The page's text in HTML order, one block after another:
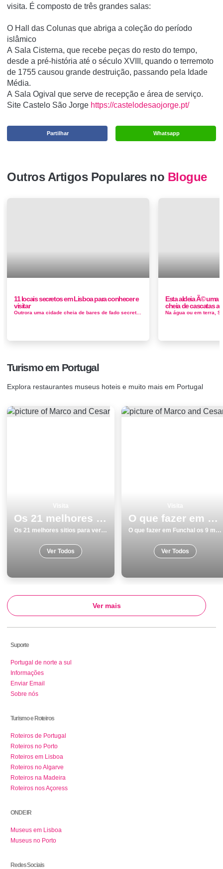
visita. É composto de três grandes salas:
O Hall das Colunas que abriga a coleção do período
islâmico
A Sala Cisterna, que recebe peças do resto do tempo,
desde a pré-história até o século XVIII, quando o terremoto
de 1755 causou grande destruição, passando pela Idade
Média.
A Sala Ogival que serve de recepção e área de serviço.
Site Castelo São Jorge https://castelodesaojorge.pt/
Whatsapp
Partilhar
Outros Artigos Populares no Blogue
11 locais secretos em Lisboa para conhecer e
visitar
Outrora uma cidade cheia de bares de fado secretos e restaurantes tradicionais que apenas os locais conheciam, Lisboa tornou-se num dos dest...
Esta aldeia Ã© uma
cheia de cascatas a
Turismo em Portugal
Explora restaurantes museus hoteis e muito mais em Portugal
Os 21 melhores sitios para ver e visitar em Monumentos no Porto
Os 21 melhores sitios para ver e visitar em Monumentos no Porto
Ver Todos
O que fazer em Funchal os 9 melhores locais para visitar
O que fazer em Funchal os 9 melhores locais para visitar
Ver Todos
Ver mais
Suporte
Portugal de norte a sul
Informações
Enviar Email
Sobre nós
Turismo e Roteiros
Roteiros de Portugal
Roteiros no Porto
Roteiros em Lisboa
Roteiros no Algarve
Roteiros na Madeira
Roteiros nos Açoress
ONDE IR
Museus em Lisboa
Museus no Porto
Redes Sociais